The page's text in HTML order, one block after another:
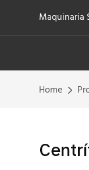
Maquinaria
Home